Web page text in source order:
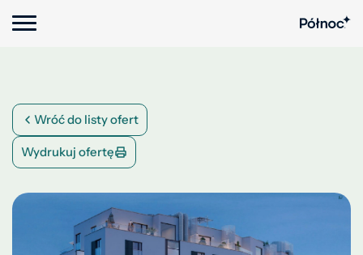
Wróć do listy ofert
Wydrukuj ofertę